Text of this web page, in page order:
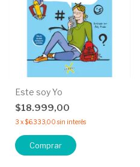
Este soy Yo
$18.999,00
3 x$6.333,00 sin interés